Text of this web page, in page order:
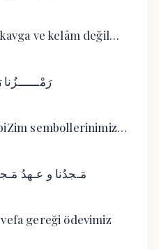
ve kelâm değil…
sembollerinimiz…
vefa gereği ödevimiz